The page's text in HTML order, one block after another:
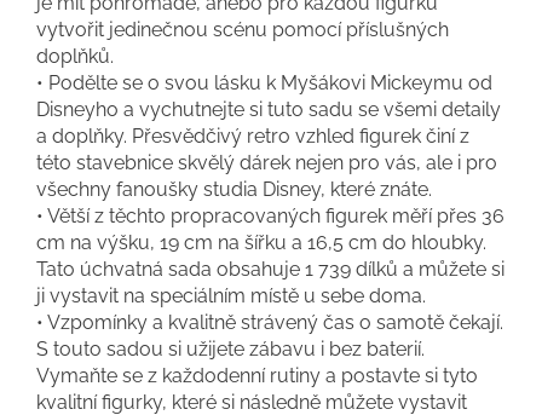
vytvořit jedinečnou scénu pomocí příslušných
doplňků.
• Podělte se o svou lásku k Myšákovi Mickeymu od
Disneyho a vychutnejte si tuto sadu se všemi detaily
a doplňky. Přesvědčivý retro vzhled figurek činí z
této stavebnice skvělý dárek nejen pro vás, ale i pro
všechny fanoušky studia Disney, které znáte.
• Větší z těchto propracovaných figurek měří přes 36
cm na výšku, 19 cm na šířku a 16,5 cm do hloubky.
Tato úchvatná sada obsahuje 1 739 dílků a můžete si
ji vystavit na speciálním místě u sebe doma.
• Vzpomínky a kvalitně strávený čas o samotě čekají.
S touto sadou si užijete zábavu i bez baterií.
Vymaňte se z každodenní rutiny a postavte si tyto
kvalitní figurky, které si následně můžete vystavit